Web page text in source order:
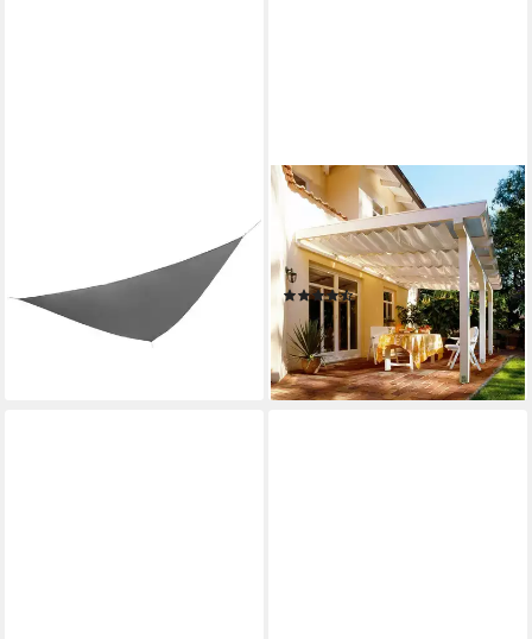
Zuverlässiger Sonnenschutz
mit stilischem Design
ab 28,85 €
FLORACORD
Sonnensegel Bausatz
Universal, BxT: 330x140 cm,
elfenbein
(2)
70,72 € UVP 99,50 €
-29%
lieferbar - in 3-4 Werktagen bei dir